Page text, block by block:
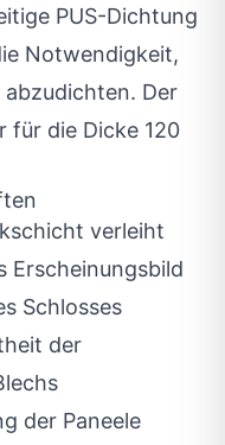
PUS-Dichtung
Notwendigkeit,
abzudichten. Der
für die Dicke 120
verleiht
Erscheinungsbild
Schlosses
der
der Paneele